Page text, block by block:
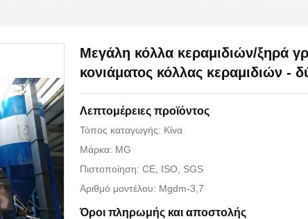
Μεγάλη κόλλα κεραμιδιών/ξηρά
κονιάματος κόλλας κεραμιδιών -
Λεπτομέρειες προϊόντος
Τόπος καταγωγής: Κίνα
Μάρκα: MG
Πιστοποίηση: CE, ISO, SGS
Αριθμό μοντέλου: Mgdm-3,7
Όροι πληρωμής και αποστολής